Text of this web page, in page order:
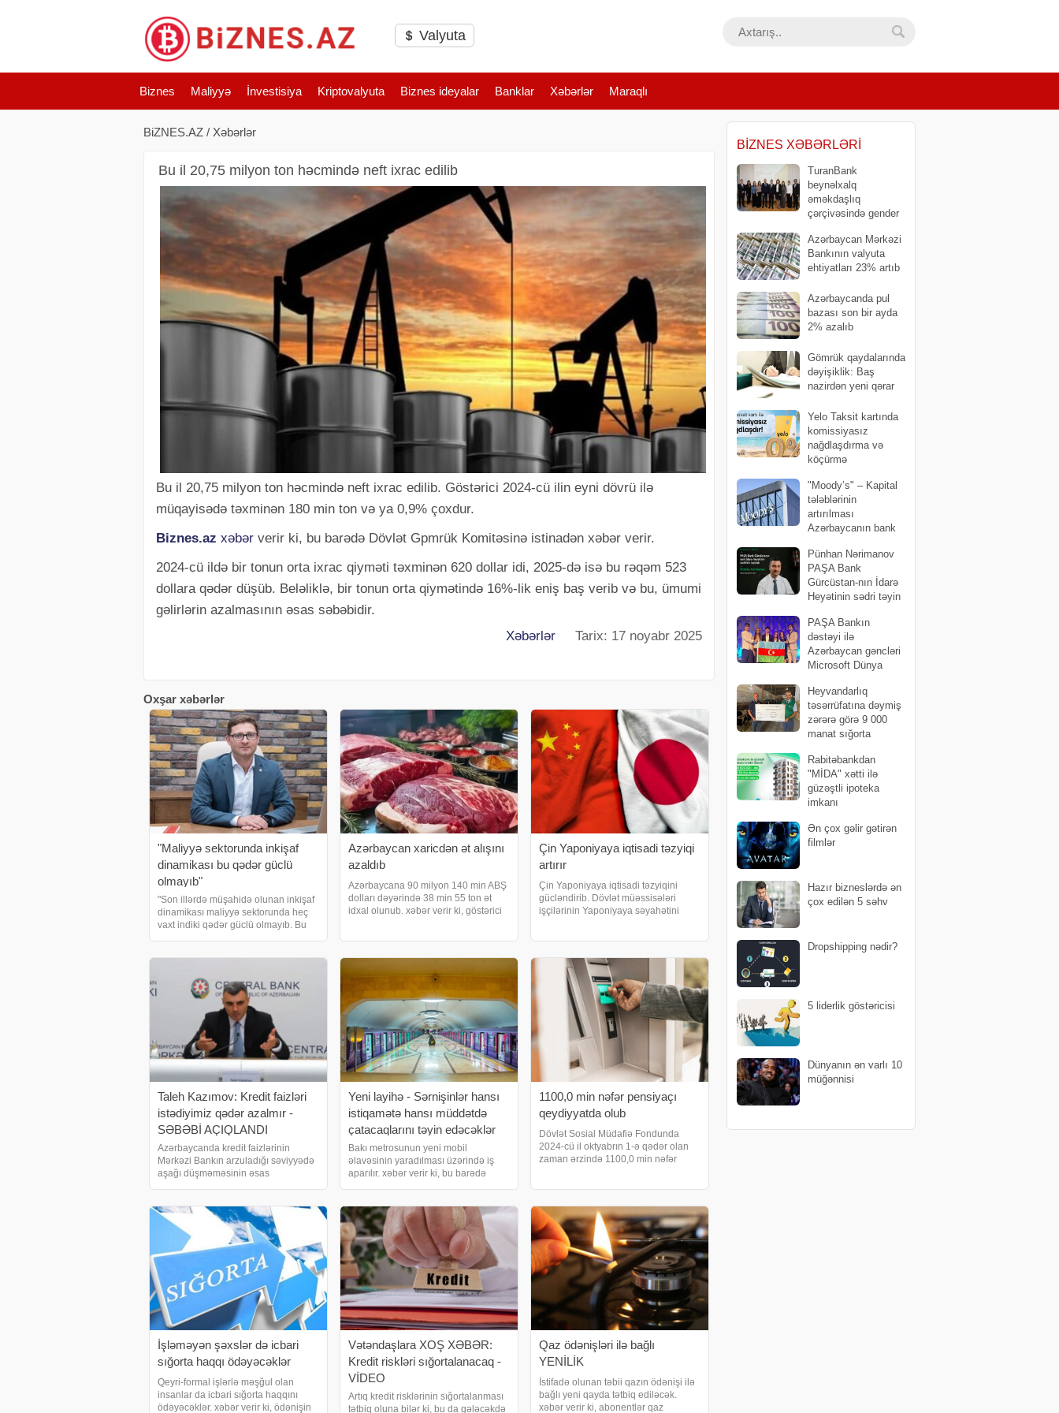
Valyuta
Biznes Maliyyə İnvestisiya Kriptovalyuta Biznes ideyalar Banklar Xəbərlər Maraqlı
BiZNES.AZ / Xəbərlər
Bu il 20,75 milyon ton həcmində neft ixrac edilib
Bu il 20,75 milyon ton həcmində neft ixrac edilib. Göstərici 2024-cü ilin eyni dövrü ilə
müqayisədə təxminən 180 min ton və ya 0,9% çoxdur.
Biznes.az xəbər verir ki, bu barədə Dövlət Gpmrük Komitəsinə istinadən xəbər verir.
2024-cü ildə bir tonun orta ixrac qiyməti təxminən 620 dollar idi, 2025-də isə bu rəqəm 523
dollara qədər düşüb. Beləliklə, bir tonun orta qiymətində 16%-lik eniş baş verib və bu, ümumi
gəlirlərin azalmasının əsas səbəbidir.
Xəbərlər Tarix: 17 noyabr 2025
Oxşar xəbərlər
"Maliyyə sektorunda inkişaf
dinamikası bu qədər güclü
olmayıb"
"Son illərdə müşahidə olunan inkişaf
dinamikası maliyyə sektorunda heç
vaxt indiki qədər güclü olmayıb. Bu
Azərbaycan xaricdən ət alışını
azaldıb
Azərbaycana 90 milyon 140 min ABŞ
dolları dəyərində 38 min 55 ton ət
idxal olunub. xəbər verir ki, göstərici
verilən məlumata görə
Çin Yaponiyaya iqtisadi təzyiqi
artırır
Çin Yaponiyaya iqtisadi təzyiqini
gücləndirib. Dövlət müəssisələri
işçilərinin Yaponiyaya səyahətini
xəbər verir ki
Taleh Kazımov: Kredit faizləri
istədiyimiz qədər azalmır -
SƏBƏBİ AÇIQLANDI
Azərbaycanda kredit faizlərinin
Mərkəzi Bankın arzuladığı səviyyədə
aşağı düşməməsinin əsas
bunu Azərbaycan Mərkəzi Bankının
sədri Taleh Kazımo
Yeni layihə - Sərnişinlər hansı
istiqamətə hansı müddətdə
çatacaqlarını təyin edəcəklər
Bakı metrosunun yeni mobil
əlavəsinin yaradılması üzərində iş
aparılır. xəbər verir ki, bu barədə
şöbəsinin rəhbəri Bəxtiyar
Məmmədovun sözlərin
1100,0 min nəfər pensiyaçı
qeydiyyatda olub
Dövlət Sosial Müdafiə Fondunda
2024-cü il oktyabrın 1-ə qədər olan
zaman ərzində 1100,0 min nəfər
əhalisinin 10,
İşləməyən şəxslər də icbari
sığorta haqqı ödəyəcəklər
Qeyri-formal işlərlə məşğul olan
insanlar da icbari sığorta haqqını
ödəyəcəklər. xəbər verir ki, ödənişin
Vətəndaşlara XOŞ XƏBƏR:
Kredit riskləri sığortalanacaq -
VİDEO
Artıq kredit risklərinin sığortalanması
tətbiq oluna bilər ki, bu da gələcəkdə
Qaz ödənişləri ilə bağlı
YENİLİK
İstifadə olunan təbii qazın ödənişi ilə
bağlı yeni qayda tətbiq ediləcək.
xəbər verir ki, abonentlər qaz
BIZNES XƏBƏRLƏRI
TuranBank
beynəlxalq
əməkdaşlıq
çərçivəsində gender
yekunlaşdırdı
Azərbaycan Mərkəzi
Bankının valyuta
ehtiyatları 23% artıb
​Azərbaycanda pul
bazası son bir ayda
2% azalıb
Gömrük qaydalarında
dəyişiklik: Baş
nazirdən yeni qərar
Yelo Taksit kartında
komissiyasız
nağdlaşdırma və
köçürmə
"Moody’s" – Kapital
tələblərinin
artırılması
Azərbaycanın bank
möhkəmləndirib Pünhan Nərimanov
PAŞA Bank
Gürcüstan-nın İdarə
Heyətinin sədri təyin
PAŞA Bankın
dəstəyi ilə
Azərbaycan gəncləri
Microsoft Dünya
təmsil ediblər
Heyvandarlıq
təsərrüfatına dəymiş
zərərə görə 9 000
manat sığorta
Rabitəbankdan
"MİDA" xətti ilə
güzəştli ipoteka
imkanı
Ən çox gəlir gətirən
filmlər
Hazır bizneslərdə ən
çox edilən 5 səhv
Dropshipping nədir?
5 liderlik göstəricisi
Dünyanın ən varlı 10
müğənnisi